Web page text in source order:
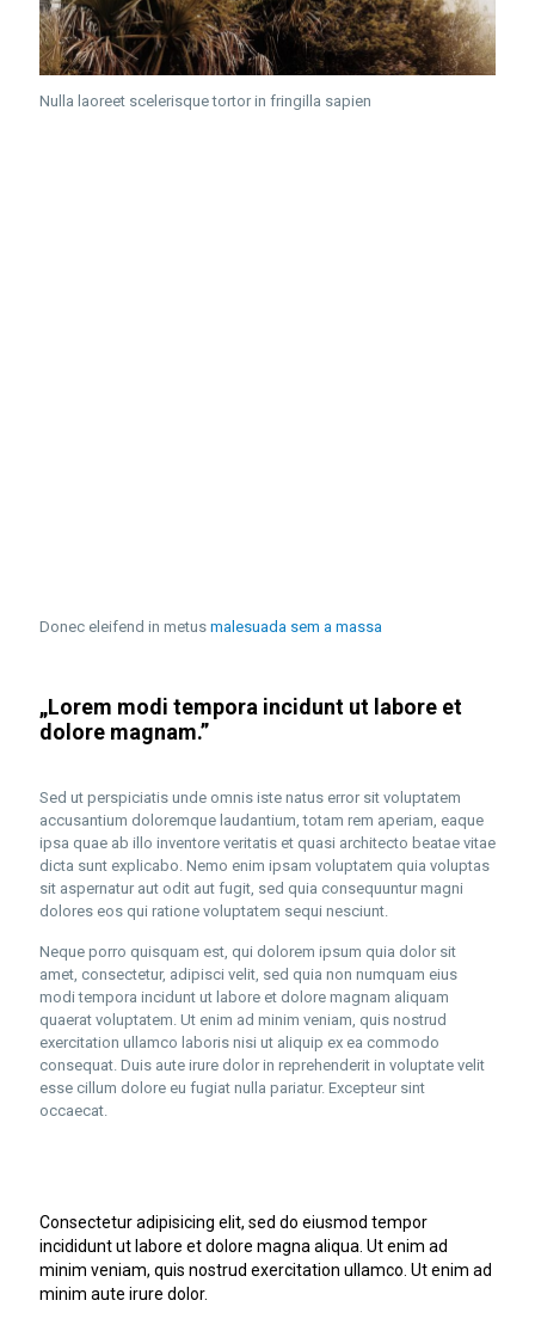
Nulla laoreet scelerisque tortor in fringilla sapien
Donec eleifend in metus malesuada sem a massa
„Lorem modi tempora incidunt ut labore et
dolore magnam.”
Sed ut perspiciatis unde omnis iste natus error sit voluptatem
accusantium doloremque laudantium, totam rem aperiam, eaque
ipsa quae ab illo inventore veritatis et quasi architecto beatae vitae
dicta sunt explicabo. Nemo enim ipsam voluptatem quia voluptas
sit aspernatur aut odit aut fugit, sed quia consequuntur magni
dolores eos qui ratione voluptatem sequi nesciunt.
Neque porro quisquam est, qui dolorem ipsum quia dolor sit
amet, consectetur, adipisci velit, sed quia non numquam eius
modi tempora incidunt ut labore et dolore magnam aliquam
quaerat voluptatem. Ut enim ad minim veniam, quis nostrud
exercitation ullamco laboris nisi ut aliquip ex ea commodo
consequat. Duis aute irure dolor in reprehenderit in voluptate velit
esse cillum dolore eu fugiat nulla pariatur. Excepteur sint
occaecat.
Consectetur adipisicing elit, sed do eiusmod tempor
incididunt ut labore et dolore magna aliqua. Ut enim ad
minim veniam, quis nostrud exercitation ullamco. Ut enim ad
minim aute irure dolor.